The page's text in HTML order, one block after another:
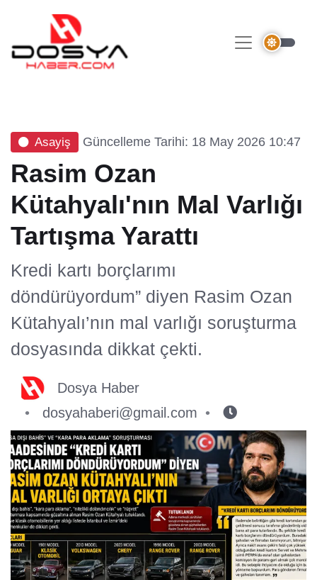
Asayiş Güncelleme Tarihi: 18 May 2026 10:47
Rasim Ozan
Kütahyalı'nın Mal Varlığı
Tartışma Yarattı
Kredi kartı borçlarımı
döndürüyordum” diyen Rasim Ozan
Kütahyalı’nın mal varlığı soruşturma
dosyasında dikkat çekti.
Dosya Haber
dosyahaberi@gmail.com